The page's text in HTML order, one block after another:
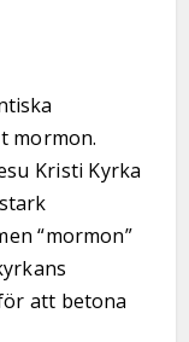
mormon.
Kristi Kyrka
“mormon”
att betona